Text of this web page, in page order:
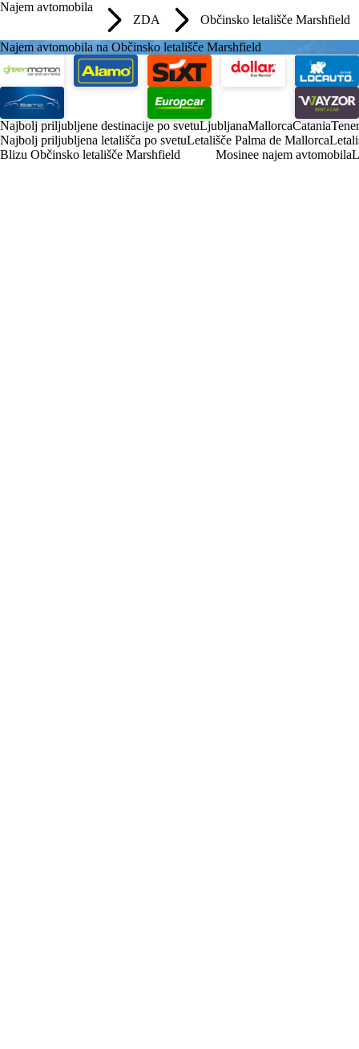
Najem avtomobila
ZDA
Občinsko letališče Marshfield
Najem avtomobila na Občinsko letališče Marshfield
Najbolj priljubljene destinacije po svetuLjubljanaMallorcaCatania
Najbolj priljubljena letališča po svetuLetališče Palma de Mallorca
Blizu Občinsko letališče Marshfield Mosinee najem avtomobila